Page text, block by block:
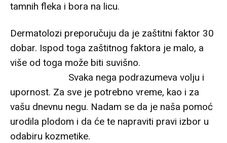
tamnih fleka i bora na licu.
Dermatolozi preporučuju da je zaštitni faktor 30
dobar. Ispod toga zaštitnog faktora je malo, a
više od toga može biti suvišno.
Svaka nega podrazumeva volju i
upornost. Za sve je potrebno vreme, kao i za
vašu dnevnu negu. Nadam se da je naša pomoć
urodila plodom i da će te napraviti pravi izbor u
odabiru kozmetike.